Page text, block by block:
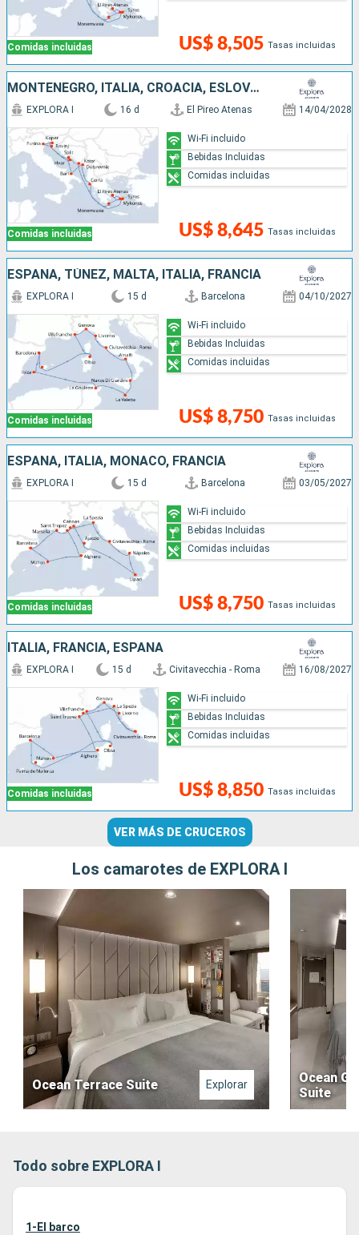
Comidas incluidas US$ 8,505 Tasas incluidas
MONTENEGRO, ITALIA, CROACIA, ESLOVENIA, GRECIA
Comidas incluidas
EXPLORA I 16 d El Pireo Atenas 14/04/2028
US$ 8,645 Tasas incluidas
Wi-Fi incluido
Bebidas Incluidas
Comidas incluidas
ESPAÑA, TÚNEZ, MALTA, ITALIA, FRANCIA
Comidas incluidas
EXPLORA I 15 d Barcelona 04/10/2027
US$ 8,750 Tasas incluidas
Wi-Fi incluido
Bebidas Incluidas
Comidas incluidas
ESPAÑA, ITALIA, MONACO, FRANCIA
Comidas incluidas
EXPLORA I 15 d Barcelona 03/05/2027
US$ 8,750 Tasas incluidas
Wi-Fi incluido
Bebidas Incluidas
Comidas incluidas
ITALIA, FRANCIA, ESPAÑA
Comidas incluidas
EXPLORA I 15 d Civitavecchia - Roma 16/08/2027
US$ 8,850 Tasas incluidas
Wi-Fi incluido
Bebidas Incluidas
Comidas incluidas
VER MÁS DE CRUCEROS
Los camarotes de EXPLORA I
Ocean Terrace Suite Explorar
Ocean
Suite
Todo sobre EXPLORA I
1-El barco